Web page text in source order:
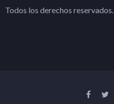
Todos los derechos reservados.